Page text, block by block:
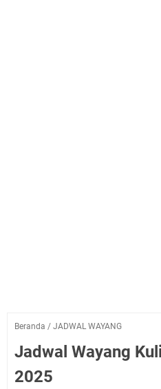
Beranda / JADWAL WAYANG
Jadwal Wayang
2025